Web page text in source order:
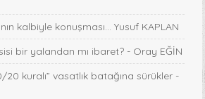
kalbiyle konuşması... Yusuf KAPLAN
bir yalandan mı ibaret? - Oray EĞİN
kuralı” vasatlık batağına sürükler -